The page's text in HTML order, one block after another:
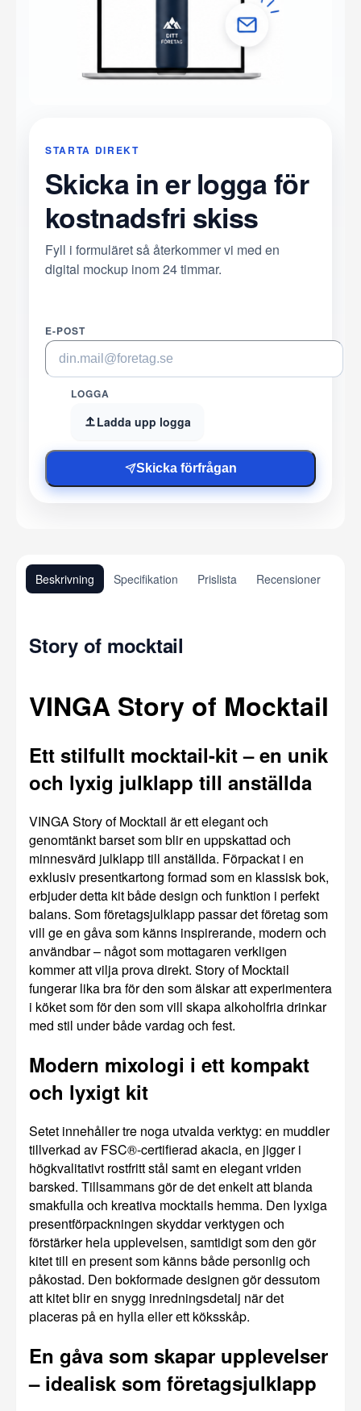
STARTA DIREKT
Skicka in er logga för
kostnadsfri skiss
Fyll i formuläret så återkommer vi med en
digital mockup inom 24 timmar.
E-POST
LOGGA
Ladda upp logga
Skicka förfrågan
Beskrivning Specifikation Prislista Recensioner
Story of mocktail
VINGA Story of Mocktail
Ett stilfullt mocktail-kit – en unik
och lyxig julklapp till anställda
VINGA Story of Mocktail är ett elegant och
genomtänkt barset som blir en uppskattad och
minnesvärd julklapp till anställda. Förpackat i en
exklusiv presentkartong formad som en klassisk bok,
erbjuder detta kit både design och funktion i perfekt
balans. Som företagsjulklapp passar det företag som
vill ge en gåva som känns inspirerande, modern och
användbar – något som mottagaren verkligen
kommer att vilja prova direkt. Story of Mocktail
fungerar lika bra för den som älskar att experimentera
i köket som för den som vill skapa alkoholfria drinkar
med stil under både vardag och fest.
Modern mixologi i ett kompakt
och lyxigt kit
Setet innehåller tre noga utvalda verktyg: en muddler
tillverkad av FSC®-certifierad akacia, en jigger i
högkvalitativt rostfritt stål samt en elegant vriden
barsked. Tillsammans gör de det enkelt att blanda
smakfulla och kreativa mocktails hemma. Den lyxiga
presentförpackningen skyddar verktygen och
förstärker hela upplevelsen, samtidigt som den gör
kitet till en present som känns både personlig och
påkostad. Den bokformade designen gör dessutom
att kitet blir en snygg inredningsdetalj när det
placeras på en hylla eller ett köksskåp.
En gåva som skapar upplevelser
– idealisk som företagsjulklapp